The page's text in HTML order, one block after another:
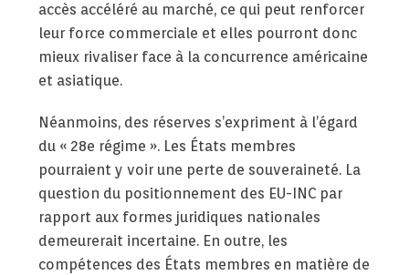
accès accéléré au marché, ce qui peut renforcer
leur force commerciale et elles pourront donc
mieux rivaliser face à la concurrence américaine
et asiatique.
Néanmoins, des réserves s’expriment à l’égard
du « 28e régime ». Les États membres
pourraient y voir une perte de souveraineté. La
question du positionnement des EU-INC par
rapport aux formes juridiques nationales
demeurerait incertaine. En outre, les
compétences des États membres en matière de